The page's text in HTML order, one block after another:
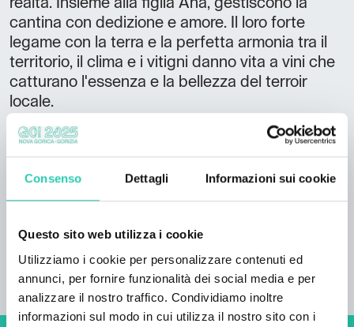
Consenso Dettagli Informazioni sui cookie
Questo sito web utilizza i cookie
Utilizziamo i cookie per personalizzare contenuti ed
annunci, per fornire funzionalità dei social media e per
analizzare il nostro traffico. Condividiamo inoltre
informazioni sul modo in cui utilizza il nostro sito con i
cantina con dedizione e amore. Il loro forte
legame con la terra e la perfetta armonia tra il
territorio, il clima e i vitigni danno vita a vini che
catturano l'essenza e la bellezza del terroir
locale.
La costruzione di una nuova cantina nel 2004
ha permesso di realizzare questo sogno: uno
possono vivere appieno lo spirito della terra e la
sua ricca storia.